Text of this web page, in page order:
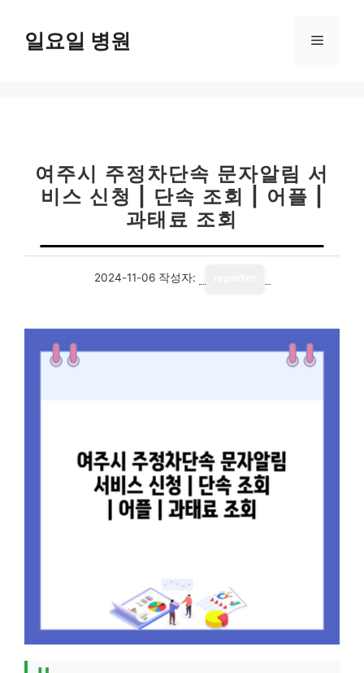
일요일 병원 메
여주시 주정차단속 문자알림 서
비스 신청 | 단속 조회 | 어플 |
과태료 조회
2024-11-06 작성자: